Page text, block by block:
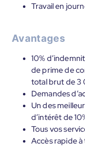
Travail en
Avantages
10%
de prime de
total brut de 3
Demandes
Un des
d’intérêt de
Tous vos
Accès rapide